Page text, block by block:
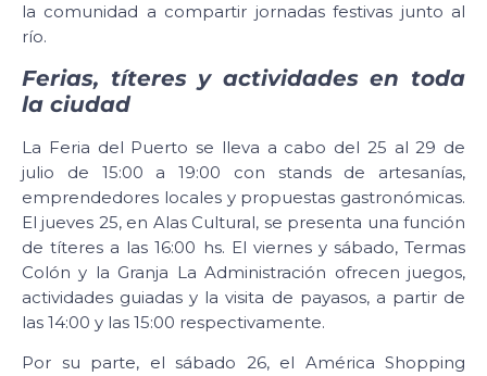
la comunidad a compartir jornadas festivas junto al
río.
Ferias, títeres y actividades en toda
la ciudad
La Feria del Puerto se lleva a cabo del 25 al 29 de
julio de 15:00 a 19:00 con stands de artesanías,
emprendedores locales y propuestas gastronómicas.
El jueves 25, en Alas Cultural, se presenta una función
de títeres a las 16:00 hs. El viernes y sábado, Termas
Colón y la Granja La Administración ofrecen juegos,
actividades guiadas y la visita de payasos, a partir de
las 14:00 y las 15:00 respectivamente.
Por su parte, el sábado 26, el América Shopping